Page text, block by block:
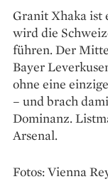
Granit Xhaka ist
wird die
führen. Der
Bayer
ohne eine
– und brach
Dominanz.
Arsenal.
Fotos: Vienna